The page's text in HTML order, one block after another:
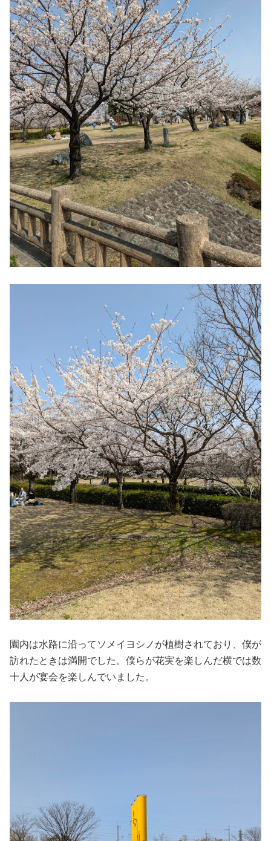
園内は水路に沿ってソメイヨシノが植樹されており、僕が
訪れたときは満開でした。僕らが花実を楽しんだ横では数
十人が宴会を楽しんでいました。